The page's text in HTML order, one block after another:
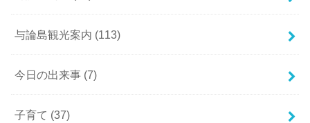
与論島観光案内 (113)
今日の出来事 (7)
子育て (37)